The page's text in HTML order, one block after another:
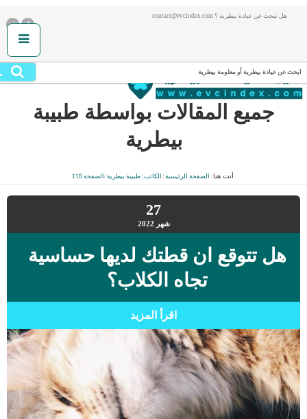
هل تبحث عن عيادة بيطرية ؟ contact@evcindex.com
ابحث عن عيادة بيطرية أو معلومة بيطرية
جميع المقالات بواسطة طبيبة
بيطرية
أنت هنا: الصفحة الرئيسية/ الكاتب: طبيبة بيطرية/الصفحة 118
27
شهر 2022
هل تتوقع ان قطتك لديها حساسية
تجاه الكلاب؟
اقرأ المزيد